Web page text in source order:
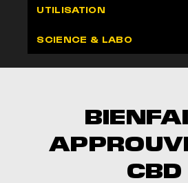
UTILISATION
SCIENCE & LABO
CBD